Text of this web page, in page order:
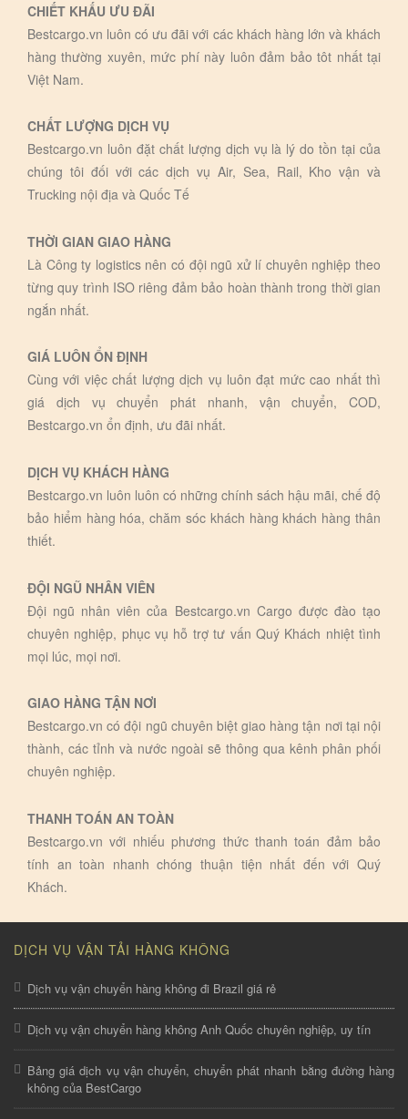
CHIẾT KHẤU ƯU ĐÃI
Bestcargo.vn luôn có ưu đãi với các khách hàng lớn và khách
hàng thường xuyên, mức phí này luôn đảm bảo tôt nhất tại
Việt Nam.
CHẤT LƯỢNG DỊCH VỤ
Bestcargo.vn luôn đặt chất lượng dịch vụ là lý do tồn tại của
chúng tôi đối với các dịch vụ Air, Sea, Rail, Kho vận và
Trucking nội địa và Quốc Tế
THỜI GIAN GIAO HÀNG
Là Công ty logistics nên có đội ngũ xử lí chuyên nghiệp theo
từng quy trình ISO riêng đảm bảo hoàn thành trong thời gian
ngắn nhất.
GIÁ LUÔN ỔN ĐỊNH
Cùng với việc chất lượng dịch vụ luôn đạt mức cao nhất thì
giá dịch vụ chuyển phát nhanh, vận chuyển, COD,
Bestcargo.vn ổn định, ưu đãi nhất.
DỊCH VỤ KHÁCH HÀNG
Bestcargo.vn luôn luôn có những chính sách hậu mãi, chế độ
bảo hiểm hàng hóa, chăm sóc khách hàng khách hàng thân
thiết.
ĐỘI NGŨ NHÂN VIÊN
Đội ngũ nhân viên của Bestcargo.vn Cargo được đào tạo
chuyên nghiệp, phục vụ hỗ trợ tư vấn Quý Khách nhiệt tình
mọi lúc, mọi nơi.
GIAO HÀNG TẬN NƠI
Bestcargo.vn có đội ngũ chuyên biệt giao hàng tận nơi tại nội
thành, các tỉnh và nước ngoài sẽ thông qua kênh phân phối
chuyên nghiệp.
THANH TOÁN AN TOÀN
Bestcargo.vn với nhiếu phương thức thanh toán đảm bảo
tính an toàn nhanh chóng thuận tiện nhất đến với Quý
Khách.
DỊCH VỤ VẬN TẢI HÀNG KHÔNG
Dịch vụ vận chuyển hàng không đi Brazil giá rẻ
Dịch vụ vận chuyển hàng không Anh Quốc chuyên nghiệp, uy tín
Bảng giá dịch vụ vận chuyển, chuyển phát nhanh bằng đường hàng
không của BestCargo